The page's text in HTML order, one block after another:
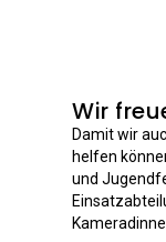
Wir
Damit wir
helfen
und